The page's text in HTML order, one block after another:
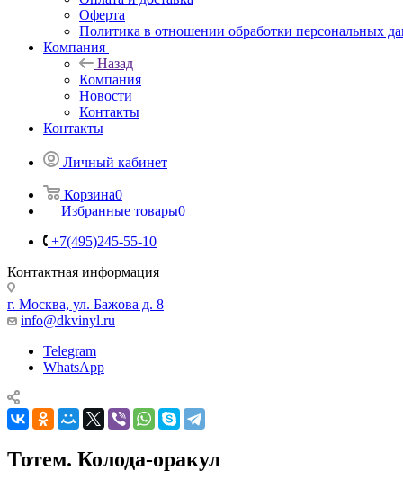
Оферта
Политика в отношении обработки персональных
Компания
Назад
Компания
Новости
Контакты
Контакты
Личный кабинет
Корзина0
Избранные товары0
+7(495)245-55-10
Контактная информация
г. Москва, ул. Бажова д. 8
info@dkvinyl.ru
Telegram
WhatsApp
Тотем. Колода-оракул